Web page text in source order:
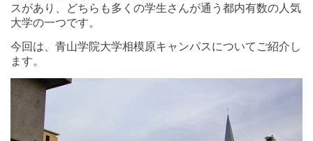
スがあり、どちらも多くの学生さんが通う都内有数の人気
大学の一つです。
今回は、青山学院大学相模原キャンパスについてご紹介し
ます。